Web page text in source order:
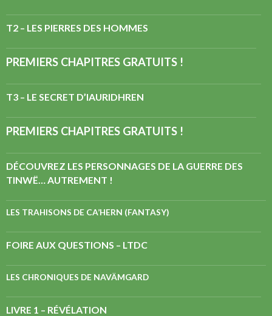
T2 – LES PIERRES DES HOMMES
PREMIERS CHAPITRES GRATUITS !
T3 – LE SECRET D’IAURIDHREN
PREMIERS CHAPITRES GRATUITS !
DÉCOUVREZ LES PERSONNAGES DE LA GUERRE DES
TINWË… AUTREMENT !
LES TRAHISONS DE CA’HERN (FANTASY)
FOIRE AUX QUESTIONS – LTDC
LES CHRONIQUES DE NAVÄMGARD
LIVRE 1 – RÉVÉLATION